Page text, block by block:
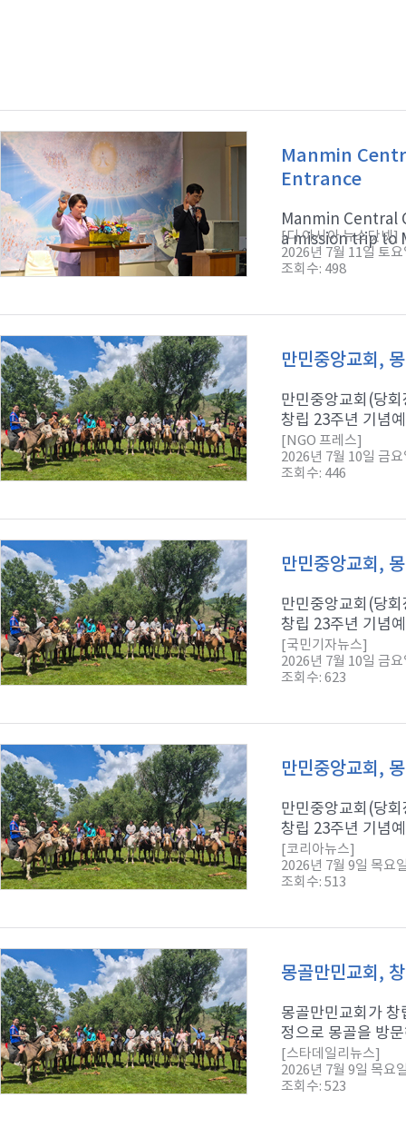
Manmin
Entrance
Manmin Central
a mission trip to
[디 아시아 뉴스닷넷]
2026년 7월 11일 토요
조회수: 498
만민중앙교회,
만민중앙교회(당
창립 23주년 기념
[NGO 프레스]
2026년 7월 10일 금요
조회수: 446
만민중앙교회,
만민중앙교회(당
창립 23주년 기념
[국민기자뉴스]
2026년 7월 10일 금요
조회수: 623
만민중앙교회,
만민중앙교회(당
창립 23주년 기념
[코리아뉴스]
2026년 7월 9일 목요
조회수: 513
몽골만민교회,
몽골만민교회가
정으로 몽골을 방
[스타데일리뉴스]
2026년 7월 9일 목요
조회수: 523